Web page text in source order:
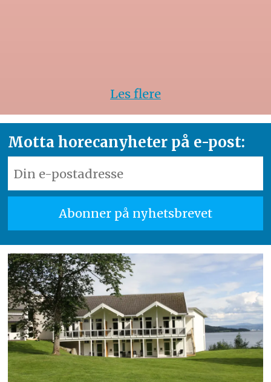
Les flere
Motta horecanyheter på e-post: